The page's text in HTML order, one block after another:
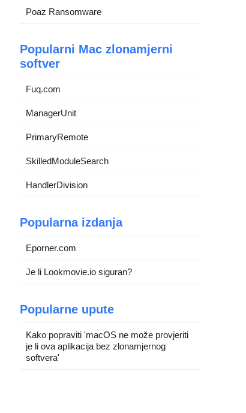
Poaz Ransomware
Popularni Mac zlonamjerni
softver
Fuq.com
ManagerUnit
PrimaryRemote
SkilledModuleSearch
HandlerDivision
Popularna izdanja
Eporner.com
Je li Lookmovie.io siguran?
Popularne upute
Kako popraviti 'macOS ne može provjeriti
je li ova aplikacija bez zlonamjernog
softvera'